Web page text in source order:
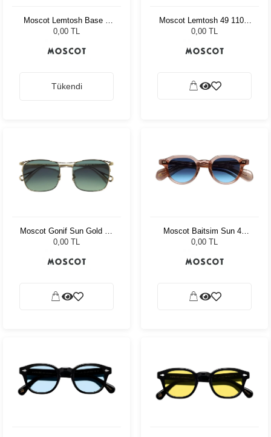
Moscot Lemtosh Base 2
Sun 46 Tort Cabernet
0,00 TL
Tükendi
Moscot Lemtosh 49 110 Ii
Blue Denim Blue
0,00 TL
Moscot Gonif Sun Gold 54
Forest Wood
0,00 TL
Moscot Baitsim Sun 48
Vintage Rose Den Bl
0,00 TL